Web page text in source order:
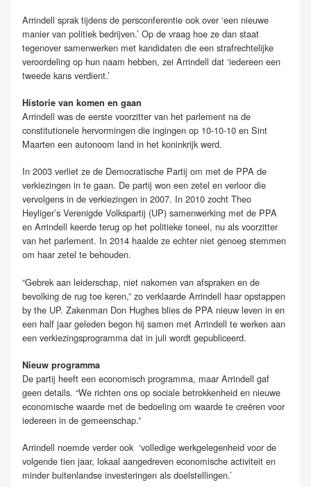
Arrindell sprak tijdens de persconferentie ook over ‘een nieuwe
manier van politiek bedrijven.’ Op de vraag hoe ze dan staat
tegenover samenwerken met kandidaten die een strafrechtelijke
veroordeling op hun naam hebben, zei Arrindell dat ‘iedereen een
tweede kans verdient.’
Historie van komen en gaan
Arrindell was de eerste voorzitter van het parlement na de
constitutionele hervormingen die ingingen op 10-10-10 en Sint
Maarten een autonoom land in het koninkrijk werd.
In 2003 verliet ze de Democratische Partij om met de PPA de
verkiezingen in te gaan. De partij won een zetel en verloor die
vervolgens in de verkiezingen in 2007. In 2010 zocht Theo
Heyliger’s Verenigde Volkspartij (UP) samenwerking met de PPA
en Arrindell keerde terug op het politieke toneel, nu als voorzitter
van het parlement. In 2014 haalde ze echter niet genoeg stemmen
om haar zetel te behouden.
“Gebrek aan leiderschap, niet nakomen van afspraken en de
bevolking de rug toe keren,” zo verklaarde Arrindell haar opstappen
by the UP. Zakenman Don Hughes blies de PPA nieuw leven in en
een half jaar geleden begon hij samen met Arrindell te werken aan
een verkiezingsprogramma dat in juli wordt gepubliceerd.
Nieuw programma
De partij heeft een economisch programma, maar Arrindell gaf
geen details. “We richten ons op sociale betrokkenheid en nieuwe
economische waarde met de bedoeling om waarde te creëren voor
iedereen in de gemeenschap.”
Arrindell noemde verder ook ‘volledige werkgelegenheid voor de
volgende tien jaar, lokaal aangedreven economische activiteit en
minder buitenlandse investeringen als doelstellingen.’